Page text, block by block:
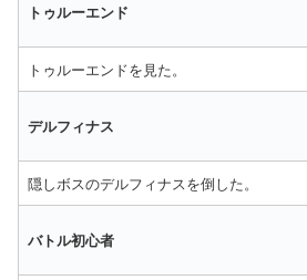
トゥルーエンド
トゥルーエンドを見た。
デルフィナス
隠しボスのデルフィナスを倒した。
バトル初心者